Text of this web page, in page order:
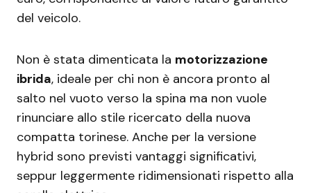
del veicolo.
Non è stata dimenticata la motorizzazione
ibrida, ideale per chi non è ancora pronto al
salto nel vuoto verso la spina ma non vuole
rinunciare allo stile ricercato della nuova
compatta torinese. Anche per la versione
hybrid sono previsti vantaggi significativi,
seppur leggermente ridimensionati rispetto alla